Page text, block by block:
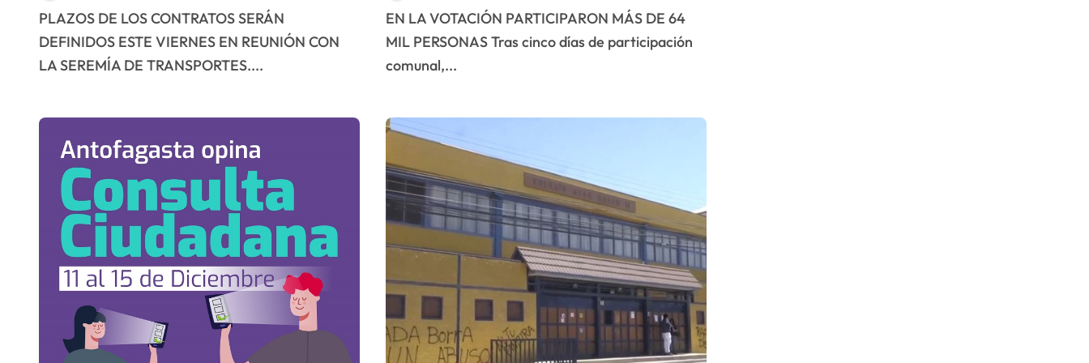
contratos laborales
PLAZOS DE LOS CONTRATOS SERÁN
DEFINIDOS ESTE VIERNES EN REUNIÓN CON
LA SEREMÍA DE TRANSPORTES....
apoya Asamblea
Constituyente
EN LA VOTACIÓN PARTICIPARON MÁS DE 64
MIL PERSONAS Tras cinco días de participación
comunal,...